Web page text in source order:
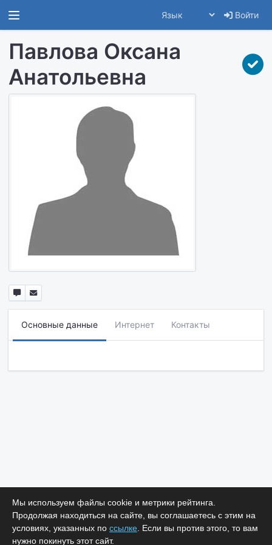
Войти
Павлова Оксана
Анатольевна
Основные данные Интернет Контакты
Мы используем файлы cookie и метрики рейтинга.
Продолжая находиться на сайте, вы соглашаетесь с этим на
условиях, указанных по ссылке . Если вы против этого, то вам
нужно покинуть этот сайт.